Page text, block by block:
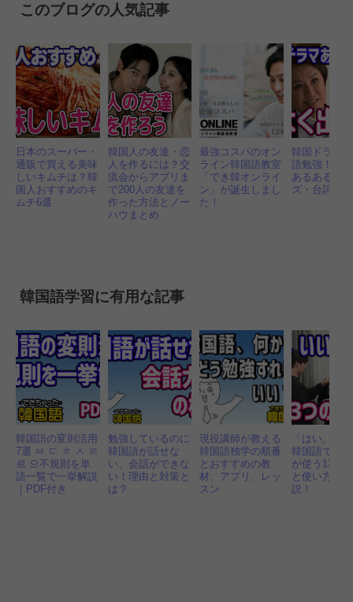
このブログの人気記事
日本のスーパー・
通販で買える美味
しいキムチは？韓
国人おすすめのキ
ムチ6選
韓国人の友達・恋
人を作るには？交
流会からアプリま
で200人の友達を
作った方法とノー
ハウまとめ
最強コスパのオン
ライン韓国語教室
「でき韓オンライ
ン」が誕生しまし
た！
韓国ドラマ
語勉強！よ
あるあるフ
ズ・台詞60
韓国語学習に有用な記事
韓国語の変則活用
7選 ㅂ ㄷ ㅎ ㅅ ㄹ
르 으不規則を単
語一覧で一挙解説
｜PDF付き
勉強しているのに
韓国語が話せな
い、会話ができな
い！理由と対策と
は？
現役講師が教える
韓国語独学の順番
とおすすめの教
材、アプリ、レッ
スン
「はい, いい
韓国語で？
が使う13つ
と使い方を
説！